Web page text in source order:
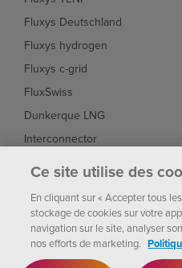
Fluxys Deutschland
Fluxys hydrogen
Fluxys c-grid
FluxSwiss
Dunkerque LNG
Interconnector
Fluxys Brasil
Fluxys
Paramètres des
Ce site utilise des
En cliquant sur « Accepter tous
stockage de cookies sur votre
navigation sur le site, analyser
nos efforts de marketing.